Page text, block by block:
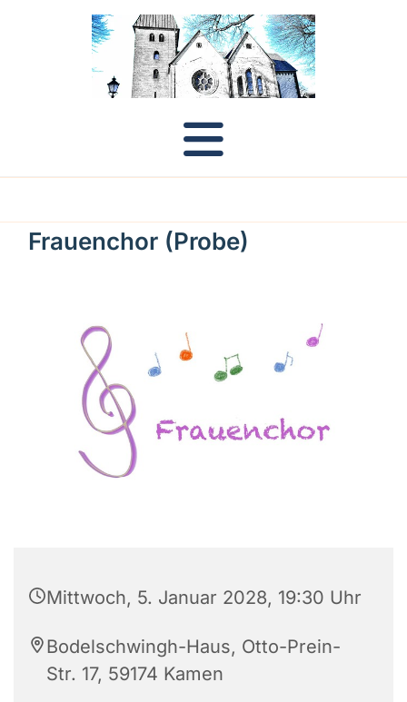
Frauenchor (Probe)
Mittwoch, 5. Januar 2028, 19:30 Uhr
Bodelschwingh-Haus, Otto-Prein-
Str. 17, 59174 Kamen